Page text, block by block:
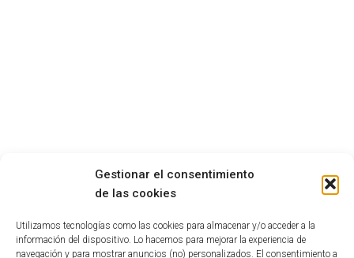
Gestionar el consentimiento
de las cookies
Utilizamos tecnologías como las cookies para almacenar y/o acceder a la
información del dispositivo. Lo hacemos para mejorar la experiencia de
navegación y para mostrar anuncios (no) personalizados. El consentimiento a